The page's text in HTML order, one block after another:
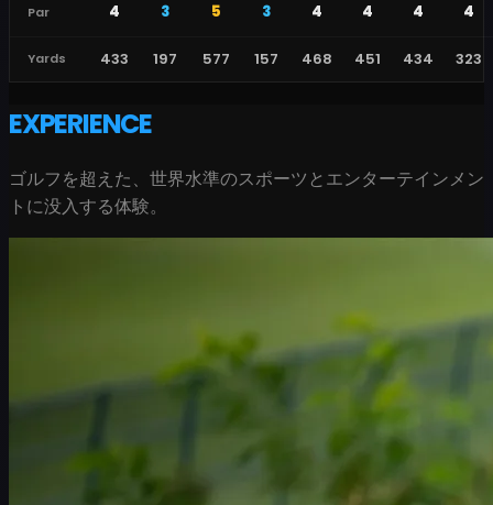
Par 4 3 5 3 4 4 4 4
Yards 433 197 577 157 468 451 434 323
EXPERIENCE
ゴルフを超えた、世界水準のスポーツとエンターテインメン
トに没入する体験。